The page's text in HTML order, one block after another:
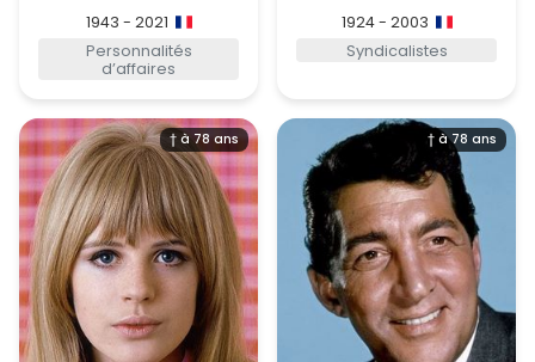
1943 - 2021
Personnalités
d’affaires
1924 - 2003
Syndicalistes
† à 78 ans † à 78 ans